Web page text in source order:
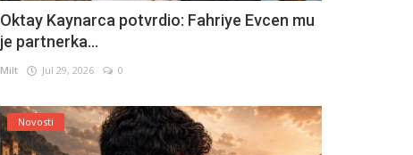
Oktay Kaynarca potvrdio: Fahriye Evcen mu
je partnerka...
Milt Jul 29, 2026 0
Novosti